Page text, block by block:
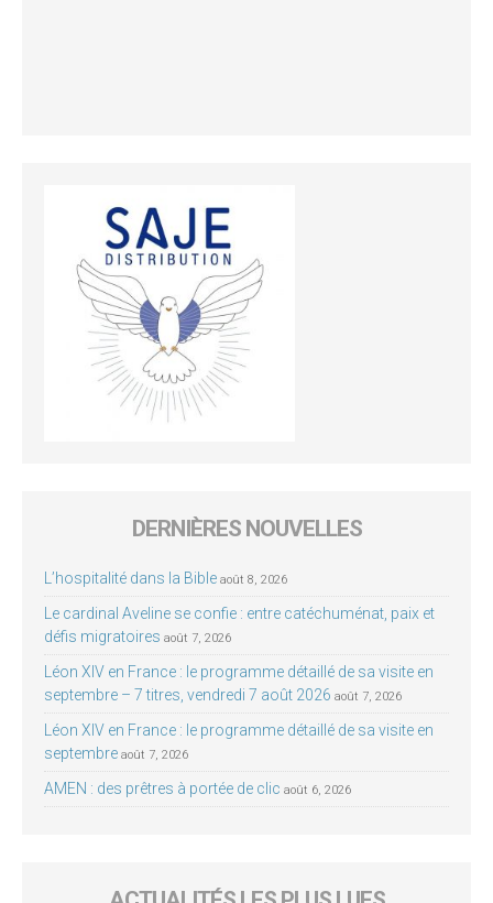
DERNIÈRES NOUVELLES
L’hospitalité dans la Bible août 8, 2026
Le cardinal Aveline se confie : entre catéchuménat, paix et
défis migratoires août 7, 2026
Léon XIV en France : le programme détaillé de sa visite en
septembre – 7 titres, vendredi 7 août 2026 août 7, 2026
Léon XIV en France : le programme détaillé de sa visite en
septembre août 7, 2026
AMEN : des prêtres à portée de clic août 6, 2026